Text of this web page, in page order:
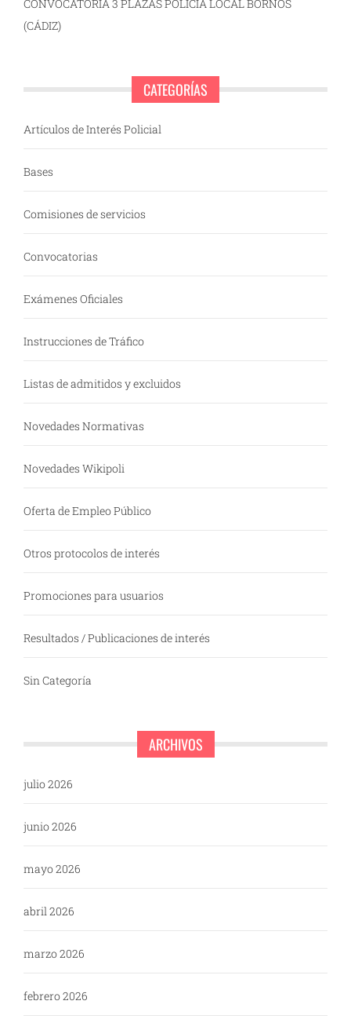
CONVOCATORIA 3 PLAZAS POLICÍA LOCAL BORNOS
(CÁDIZ)
CATEGORÍAS
Artículos de Interés Policial
Bases
Comisiones de servicios
Convocatorias
Exámenes Oficiales
Instrucciones de Tráfico
Listas de admitidos y excluidos
Novedades Normativas
Novedades Wikipoli
Oferta de Empleo Público
Otros protocolos de interés
Promociones para usuarios
Resultados / Publicaciones de interés
Sin Categoría
ARCHIVOS
julio 2026
junio 2026
mayo 2026
abril 2026
marzo 2026
febrero 2026